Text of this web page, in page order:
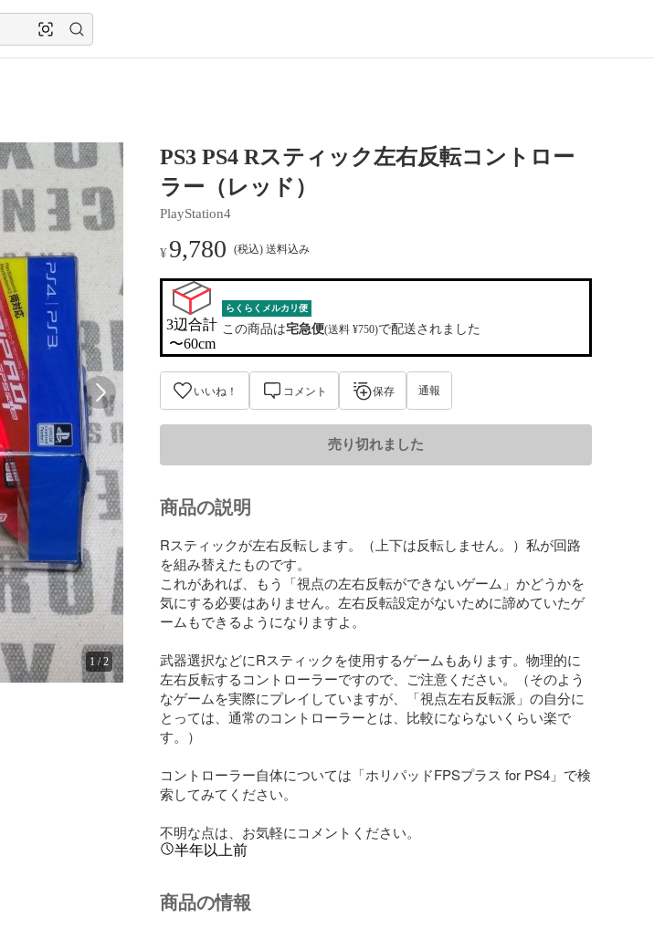
1 /2
PS3 PS4 Rスティック左右反転コントロー
ラー（レッド）
PlayStation4
¥ 9,780 (税込) 送料込み
3辺合計
〜60cm
らくらくメルカリ便
この商品は宅急便(送料 ¥750)で配送されました
いいね！ コメント 保存 通報
売り切れました
商品の説明
Rスティックが左右反転します。（上下は反転しません。）私が回路
を組み替えたものです。
これがあれば、もう「視点の左右反転ができないゲーム」かどうかを
気にする必要はありません。左右反転設定がないために諦めていたゲ
ームもできるようになりますよ。
武器選択などにRスティックを使用するゲームもあります。物理的に
左右反転するコントローラーですので、ご注意ください。（そのよう
なゲームを実際にプレイしていますが、「視点左右反転派」の自分に
とっては、通常のコントローラーとは、比較にならないくらい楽で
す。）
コントローラー自体については「ホリパッドFPSプラス for PS4」で検
索してみてください。
不明な点は、お気軽にコメントください。
半年以上前
商品の情報